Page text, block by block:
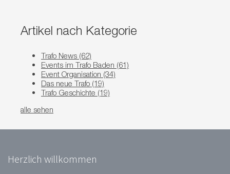
Artikel nach Kategorie
Trafo News (62)
Events im Trafo Baden (61)
Event Organisation (34)
Das neue Trafo (19)
Trafo Geschichte (19)
alle sehen
Herzlich willkommen